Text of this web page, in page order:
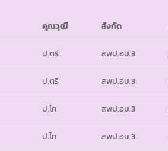
คุณวุฒิ สังกัด
ป.ตรี สพป.อบ.3
ป.ตรี สพป.อบ.3
ป.โท สพป.อบ.3
ป.โท สพป.อบ.3